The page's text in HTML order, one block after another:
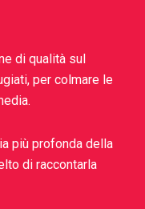
di qualità sul
per colmare le
più profonda della
di raccontarla